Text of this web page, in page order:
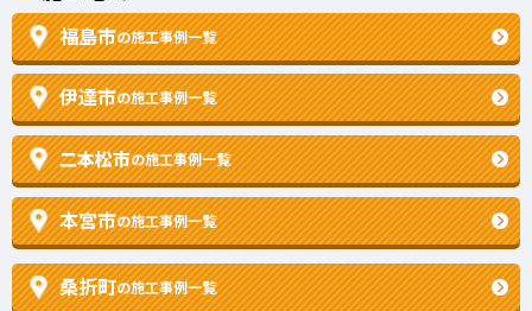
福島市の施工事例一覧
伊達市の施工事例一覧
二本松市の施工事例一覧
本宮市の施工事例一覧
桑折町の施工事例一覧